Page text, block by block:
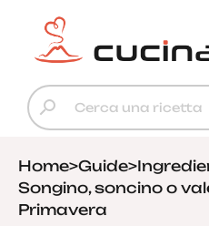
Home>Guide>
Songino, soncino o
Primavera